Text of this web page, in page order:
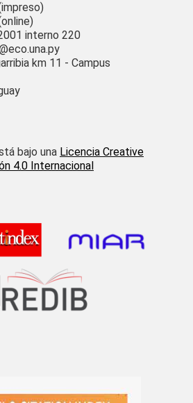
interno 220
km 11 - Campus
bajo una Licencia Creative
4.0 Internacional